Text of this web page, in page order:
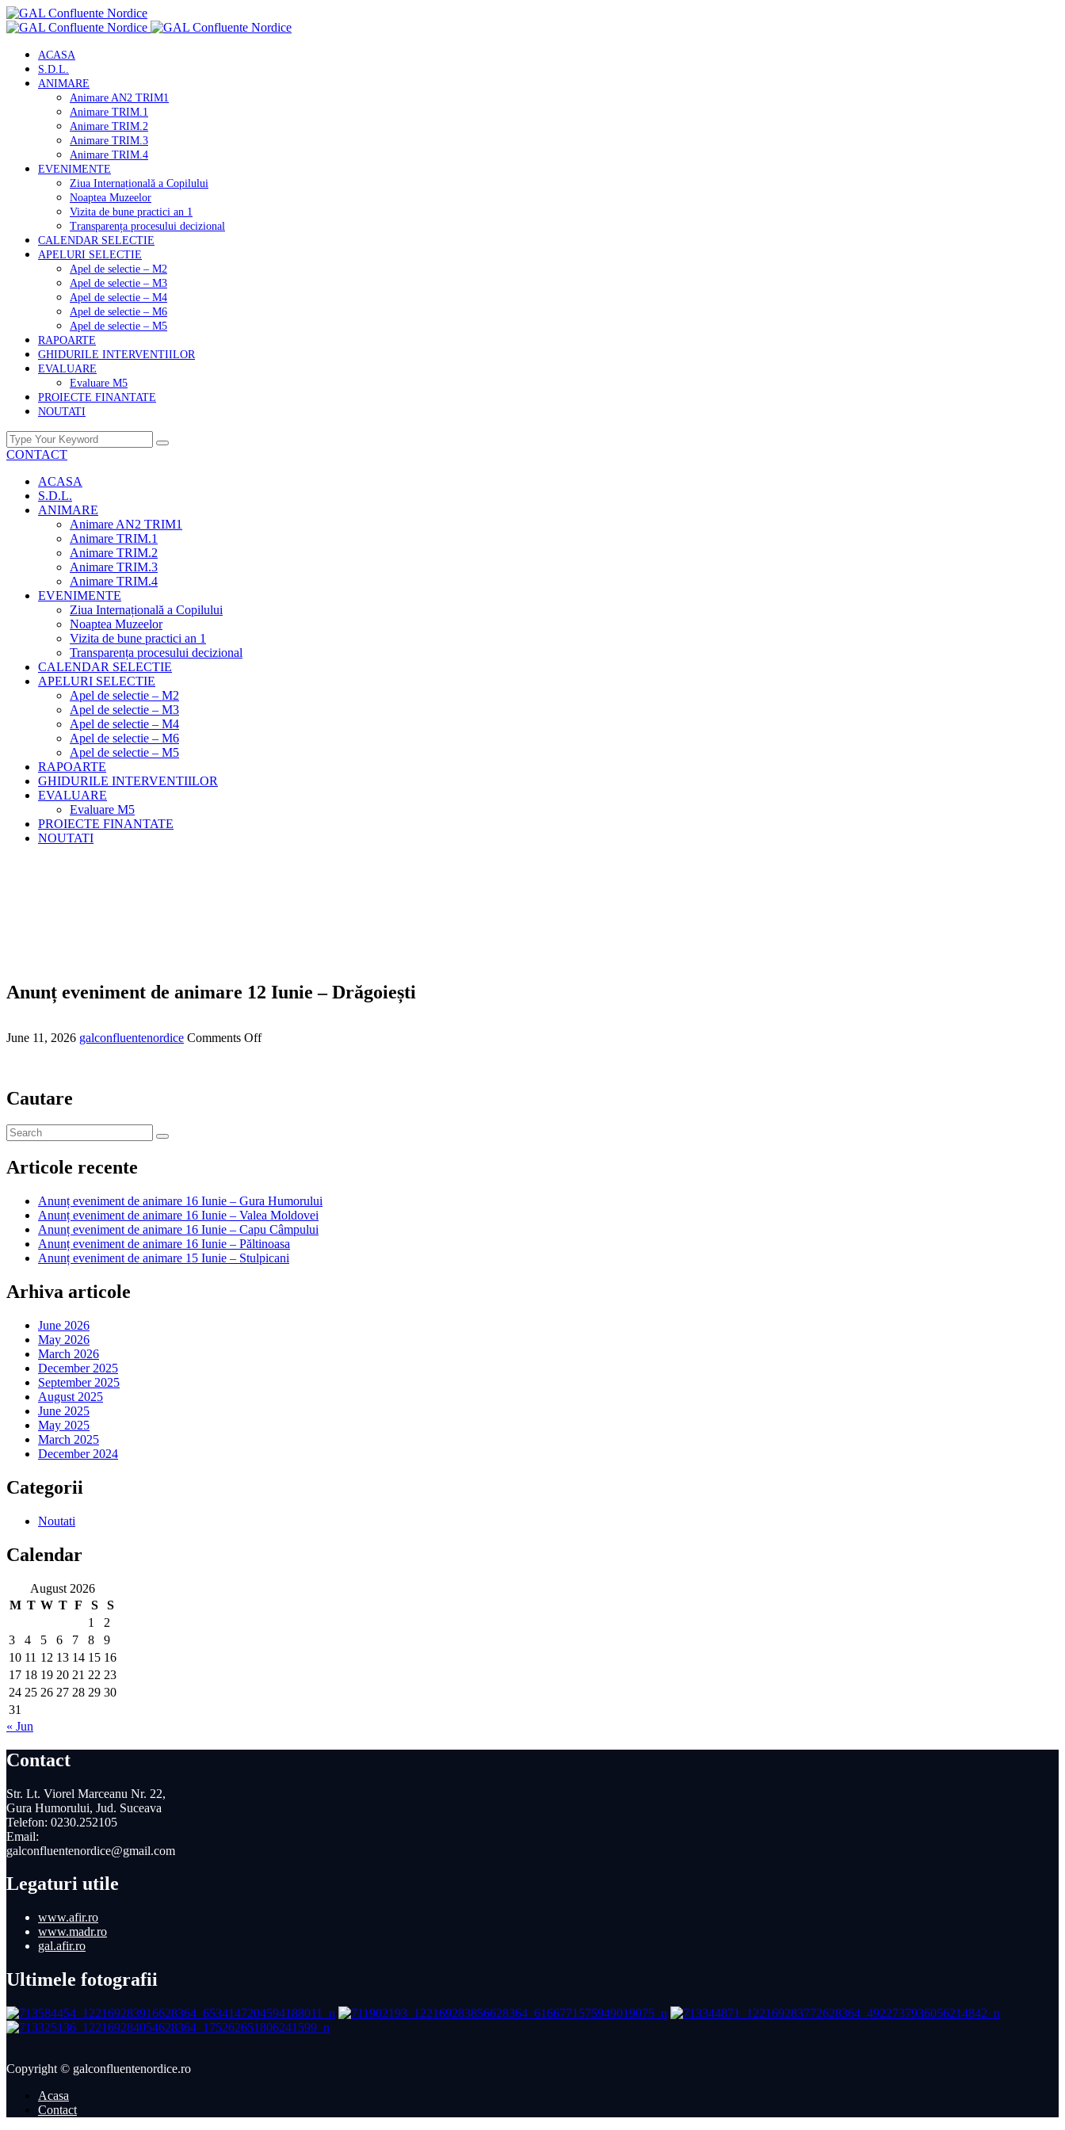
ACASA
S.D.L.
ANIMARE
Animare AN2 TRIM1
Animare TRIM.1
Animare TRIM.2
Animare TRIM.3
Animare TRIM.4
EVENIMENTE
Ziua Internațională a Copilului
Noaptea Muzeelor
Vizita de bune practici an 1
Transparența procesului decizional
CALENDAR SELECTIE
APELURI SELECTIE
Apel de selectie – M2
Apel de selectie – M3
Apel de selectie – M4
Apel de selectie – M6
Apel de selectie – M5
RAPOARTE
GHIDURILE INTERVENTIILOR
EVALUARE
Evaluare M5
PROIECTE FINANTATE
NOUTATI
CONTACT
ACASA
S.D.L.
ANIMARE
Animare AN2 TRIM1
Animare TRIM.1
Animare TRIM.2
Animare TRIM.3
Animare TRIM.4
EVENIMENTE
Ziua Internațională a Copilului
Noaptea Muzeelor
Vizita de bune practici an 1
Transparența procesului decizional
CALENDAR SELECTIE
APELURI SELECTIE
Apel de selectie – M2
Apel de selectie – M3
Apel de selectie – M4
Apel de selectie – M6
Apel de selectie – M5
RAPOARTE
GHIDURILE INTERVENTIILOR
EVALUARE
Evaluare M5
PROIECTE FINANTATE
NOUTATI
Anunț eveniment de animare 12 Iunie – Drăgoiești
June 11, 2026 galconfluentenordice Comments Off
Cautare
Articole recente
Anunț eveniment de animare 16 Iunie – Gura Humorului
Anunț eveniment de animare 16 Iunie – Valea Moldovei
Anunț eveniment de animare 16 Iunie – Capu Câmpului
Anunț eveniment de animare 16 Iunie – Păltinoasa
Anunț eveniment de animare 15 Iunie – Stulpicani
Arhiva articole
June 2026
May 2026
March 2026
December 2025
September 2025
August 2025
June 2025
May 2025
March 2025
December 2024
Categorii
Noutati
Calendar
August 2026
M T W T F S
S
1
2
3
4 5 6 7 8
9
10 11 12 13 14 15 16
17 18 19 20 21 22 23
24 25 26 27 28 29 30
31
« Jun
Contact
Str. Lt. Viorel Marceanu Nr. 22,
Gura Humorului, Jud. Suceava
Telefon: 0230.252105
Email:
galconfluentenordice@gmail.com
Legaturi utile
www.afir.ro
www.madr.ro
gal.afir.ro
Ultimele fotografii
Copyright © galconfluentenordice.ro
Acasa
Contact